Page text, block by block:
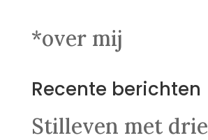
*over mij
Recente berichten
Stilleven met